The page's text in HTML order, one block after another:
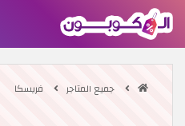
جميع المتاجر فريسكا